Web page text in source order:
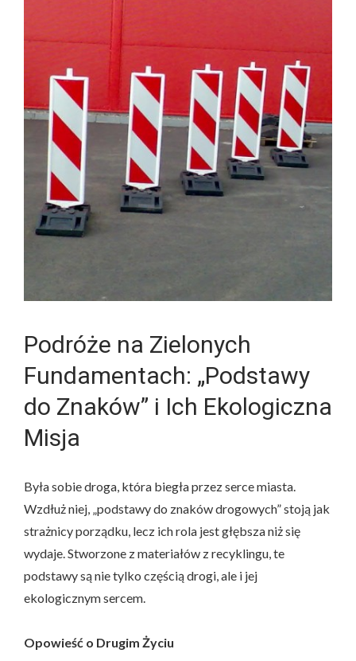
Podróże na Zielonych
Fundamentach: „Podstawy
do Znaków” i Ich Ekologiczna
Misja
Była sobie droga, która biegła przez serce miasta.
Wzdłuż niej, „podstawy do znaków drogowych” stoją jak
strażnicy porządku, lecz ich rola jest głębsza niż się
wydaje. Stworzone z materiałów z recyklingu, te
podstawy są nie tylko częścią drogi, ale i jej
ekologicznym sercem.
Opowieść o Drugim Życiu